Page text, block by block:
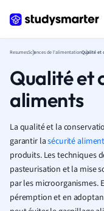
ResumesSciences de l'alimentation
Qualité et
aliments
La qualité et la
garantir lasécurité
produits. Les techniques
pasteurisation et la mise
par les microorganismes.
péremption et en